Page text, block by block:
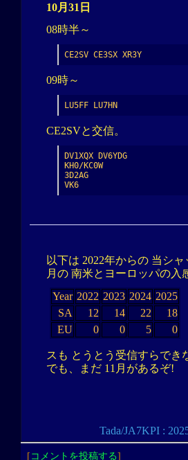
10月31日
08時半～
CE2SV CE3SX XR3Y
09時～
LU5FF LU7HN
CE2SVと交信。
DV1XQX DV6YDG
KH0/KC0W
3D2AG
VK6
以下は 2022年からの 当シ
月の 南米とヨーロッパの入
Year 2022 2023 2024 2025
SA
12 14 22
18
EU
0 0 5 0
スも とうとう受信すらでき
でも、まだ 11月があるぞ!
Tada/JA7KPI :
[コメントを投稿する]